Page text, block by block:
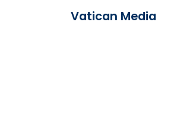
Vatican Media